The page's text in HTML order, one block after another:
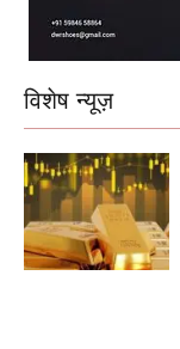
विशेष न्यूज़